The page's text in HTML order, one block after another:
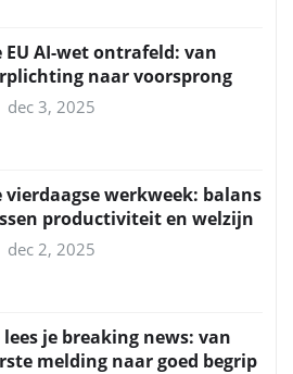
EU AI-wet ontrafeld: van
naar voorsprong
dec 3, 2025
vierdaagse werkweek: balans
productiviteit en welzijn
dec 2, 2025
lees je breaking news: van
melding naar goed begrip